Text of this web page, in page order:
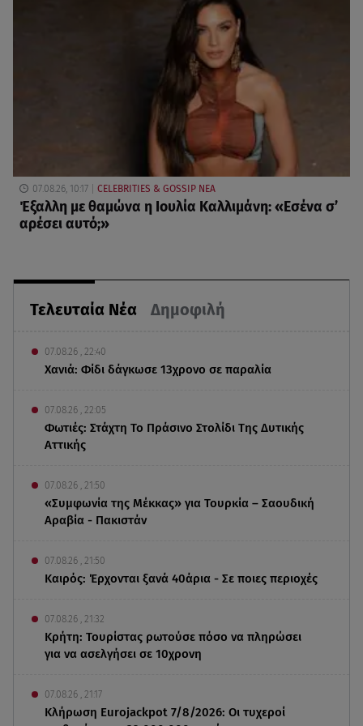
Τελευταία Νέα Δημοφιλή
07.08.26 , 22:40
Χανιά: Φίδι δάγκωσε 13χρονο σε παραλία
07.08.26 , 22:05
Φωτιές: Στάχτη Το Πράσινο Στολίδι Της Δυτικής
Αττικής
07.08.26 , 21:50
«Συμφωνία της Μέκκας» για Τουρκία – Σαουδική
Αραβία - Πακιστάν
07.08.26 , 21:50
Καιρός: Έρχονται ξανά 40άρια - Σε ποιες περιοχές
07.08.26 , 21:32
Κρήτη: Τουρίστας ρωτούσε πόσο να πληρώσει
για να ασελγήσει σε 10χρονη
07.08.26 , 21:17
Κλήρωση Eurojackpot 7/8/2026: Οι τυχεροί
07.08.26, 10:17 CELEBRITIES & GOSSIP ΝΕΑ
Έξαλλη με θαμώνα η Ιουλία Καλλιμάνη: «Εσένα σ’
αρέσει αυτό;»